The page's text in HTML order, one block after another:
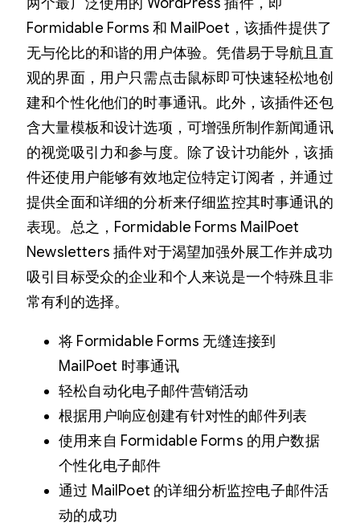
Formidable Forms 和 MailPoet，该插件提供了
无与伦比的和谐的用户体验。凭借易于导航且直
观的界面，用户只需点击鼠标即可快速轻松地创
建和个性化他们的时事通讯。此外，该插件还包
含大量模板和设计选项，可增强所制作新闻通讯
的视觉吸引力和参与度。除了设计功能外，该插
件还使用户能够有效地定位特定订阅者，并通过
提供全面和详细的分析来仔细监控其时事通讯的
表现。总之，Formidable Forms MailPoet
Newsletters 插件对于渴望加强外展工作并成功
吸引目标受众的企业和个人来说是一个特殊且非
常有利的选择。
将 Formidable Forms 无缝连接到
MailPoet 时事通讯
轻松自动化电子邮件营销活动
根据用户响应创建有针对性的邮件列表
使用来自 Formidable Forms 的用户数据
个性化电子邮件
通过 MailPoet 的详细分析监控电子邮件活
动的成功